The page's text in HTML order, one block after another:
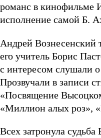
романс в кинофильме
исполнение самой Б.
Андрей Вознесенский
его учитель Борис
с интересом слушали
Прозвучали в записи
«Посвящение
«Миллион алых роз»,
Всех затронула